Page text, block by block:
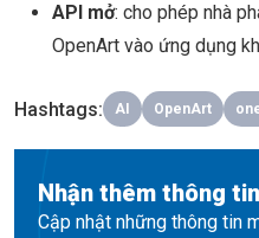
API mở: cho phép nhà
OpenArt vào ứng dụng
Hashtags: AI OpenArt
Nhận thêm thông
Cập nhật những thông tin